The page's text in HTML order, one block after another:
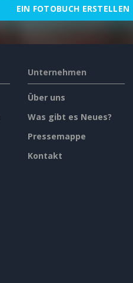
EIN FOTOBUCH ERSTELLEN
Unternehmen
Über uns
Was gibt es Neues?
Pressemappe
Kontakt